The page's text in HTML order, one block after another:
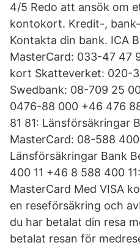
4/5 Redo att ansök om
kontokort. Kredit-,
Kontakta din bank. ICA
MasterCard: 033-47 47
kort Skatteverket: 020-
Swedbank: 08-709 25
0476-88 000 +46 476
81 81: Länsförsäkringar
MasterCard: 08-588
Länsförsäkringar Bank
400 11 +46 8 588 400
MasterCard Med VISA
en reseförsäkring och
du har betalat din resa
betalat resan för